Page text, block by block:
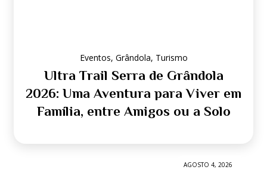
Eventos, Grândola, Turismo
Ultra Trail Serra de Grândola
2026: Uma Aventura para Viver em
Família, entre Amigos ou a Solo
AGOSTO 4, 2026